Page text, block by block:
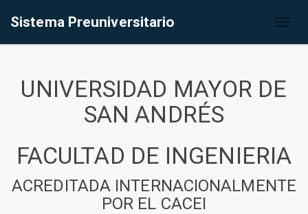
Sistema Preuniversitario
UNIVERSIDAD MAYOR DE
SAN ANDRÉS
FACULTAD DE INGENIERIA
ACREDITADA INTERNACIONALMENTE
POR EL CACEI